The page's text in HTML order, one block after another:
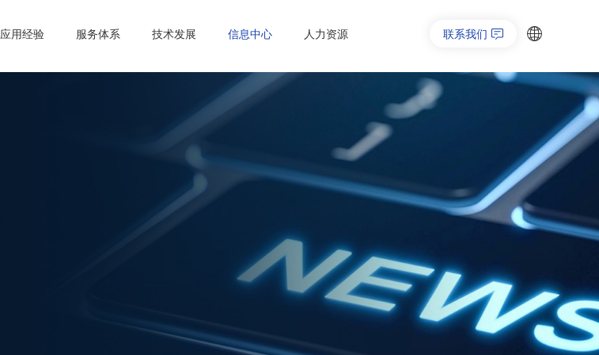
应用经验 服务体系 技术发展 信息中心 人力资源 联系我们